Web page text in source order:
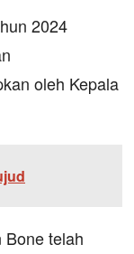
2024
oleh Kepala
Bone telah